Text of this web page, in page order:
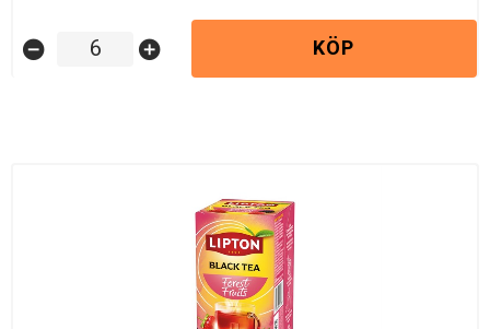
remove_circle add_circle KÖP